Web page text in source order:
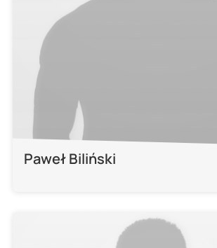
Paweł Biliński